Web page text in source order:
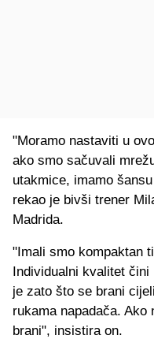
"Moramo nastaviti u
ako smo sačuvali
utakmice, imamo
rekao je bivši trener
Madrida.
"Imali smo kompaktan
Individualni kvalitet
je zato što se brani
rukama napadača. Ako
brani", insistira on.